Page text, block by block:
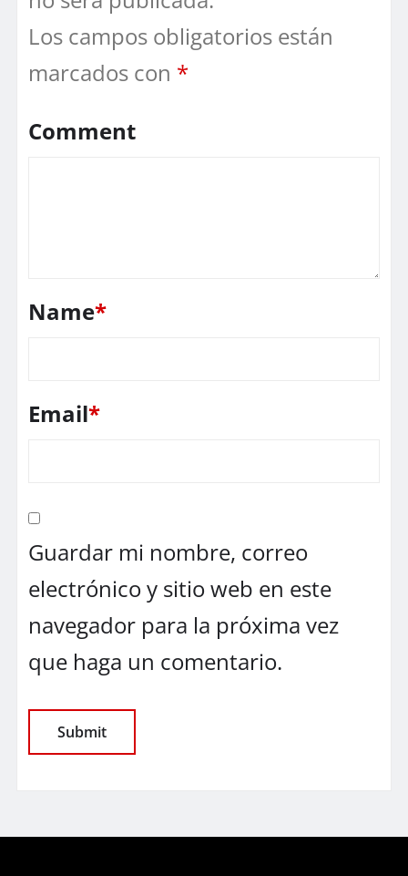
Los campos obligatorios están
marcados con *
Comment
Name*
Email*
Guardar mi nombre, correo
electrónico y sitio web en este
navegador para la próxima vez
que haga un comentario.